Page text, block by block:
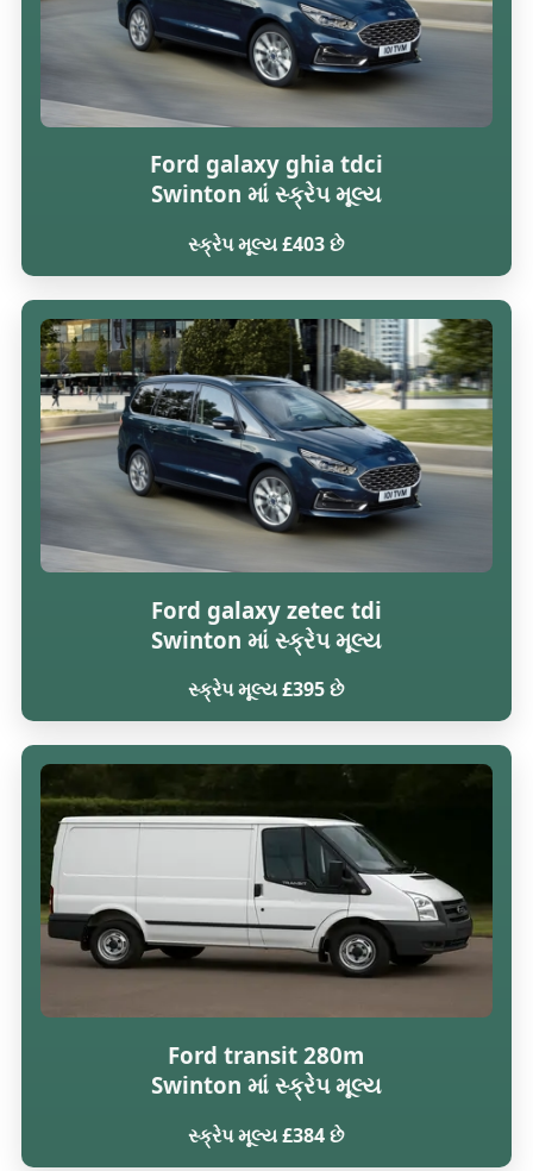
Ford galaxy ghia tdci
Swinton માં સ્ક્રેપ મૂલ્ય
સ્ક્રેપ મૂલ્ય £403 છે
Ford galaxy zetec tdi
Swinton માં સ્ક્રેપ મૂલ્ય
સ્ક્રેપ મૂલ્ય £395 છે
Ford transit 280m
Swinton માં સ્ક્રેપ મૂલ્ય
સ્ક્રેપ મૂલ્ય £384 છે